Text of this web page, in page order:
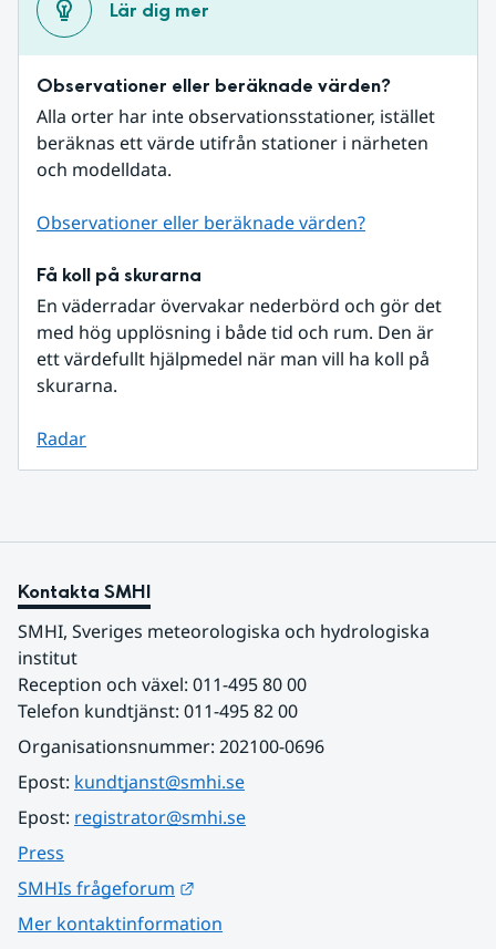
Lär dig mer
Observationer eller beräknade värden?
Alla orter har inte observationsstationer, istället
beräknas ett värde utifrån stationer i närheten
och modelldata.
Observationer eller beräknade värden?
Få koll på skurarna
En väderradar övervakar nederbörd och gör det
med hög upplösning i både tid och rum. Den är
ett värdefullt hjälpmedel när man vill ha koll på
skurarna.
Radar
Kontakta SMHI
SMHI, Sveriges meteorologiska och hydrologiska
institut
Reception och växel: 011-495 80 00
Telefon kundtjänst: 011-495 82 00
Organisationsnummer: 202100-0696
Epost: kundtjanst@smhi.se
Epost: registrator@smhi.se
Press
SMHIs frågeforum
Mer kontaktinformation